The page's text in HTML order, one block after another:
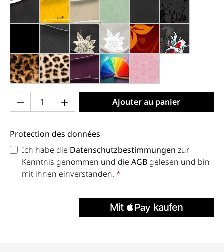
noir, bords blancs (000g)
jaune foncé (004e)vert menthe hemlock (006h)
noir chiné (013)
noir, fleurs
noir mat (013x)anthracite (013h)
noir, fleurs argentées (015)
gris, fleurs blanches (019)
élégance (030)noir, koi (035)
léo (051)guépard (052)
violet (070)couleur personnalisée (999)
rose clair (205)
Produkt Anzahl: Gib den gewünschten
Ajouter au panier
Protection des données
Ich habe die Datenschutzbestimmungen zur
Kenntnis genommen und die AGB gelesen und bin
mit ihnen einverstanden. *